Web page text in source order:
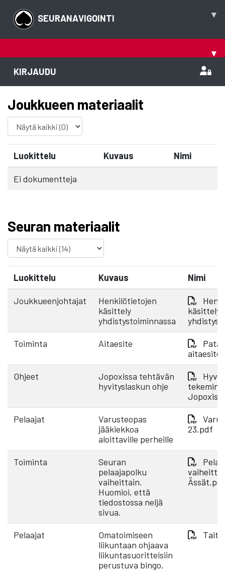
SEURANAVIGOINTI ▾
▾
KIRJAUDU
Joukkueen materiaalit
Luokittelu Kuvaus Nimi
Ei dokumentteja
Seuran materiaalit
Luokittelu Kuvaus Nimi
Joukkueenjohtajat
Henkilötietojen
käsittely
yhdistystoiminnassa
käsittely
Toiminta Aitaesite
Pata
Ohjeet
Jopoxissa tehtävän
hyvityslaskun ohje
Pelaajat
Varusteopas
jääkiekkoa
aloittaville perheille
23.pdf
Toiminta
Seuran
pelaajapolku
vaiheittain.
Huomioi, että
tiedostossa neljä
sivua.
Ässät.pdf
Pelaajat
Omatoimiseen
liikuntaan ohjaava
liikuntasuoritteisiin
perustuva bingo.